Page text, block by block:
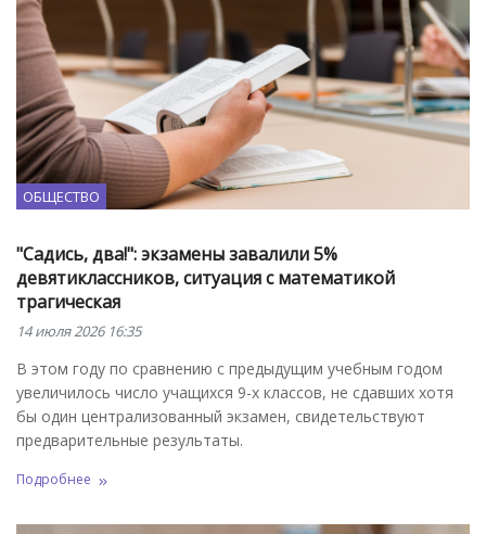
ОБЩЕСТВО
"Садись, два!": экзамены завалили 5%
девятиклассников, ситуация с математикой
трагическая
14 июля 2026 16:35
В этом году по сравнению с предыдущим учебным годом
увеличилось число учащихся 9-х классов, не сдавших хотя
бы один централизованный экзамен, свидетельствуют
предварительные результаты.
Подробнее